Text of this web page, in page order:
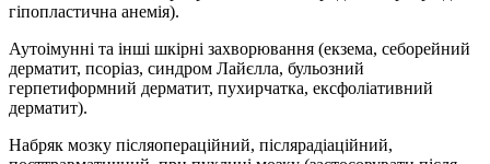
гіпопластична анемія).
Аутоімунні та інші шкірні захворювання (екзема, себорейний
дерматит, псоріаз, синдром Лайєлла, бульозний
герпетиформний дерматит, пухирчатка, ексфоліативний
дерматит).
Набряк мозку післяопераційний, післярадіаційний,